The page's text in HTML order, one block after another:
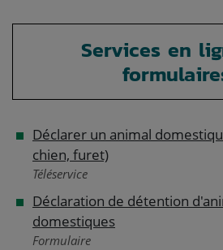
Services en
Déclarer un animal
chien, furet)
Téléservice
Déclaration de détention
domestiques
Formulaire